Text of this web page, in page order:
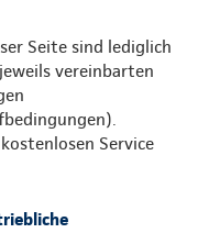
Seite sind lediglich
vereinbarten
Service